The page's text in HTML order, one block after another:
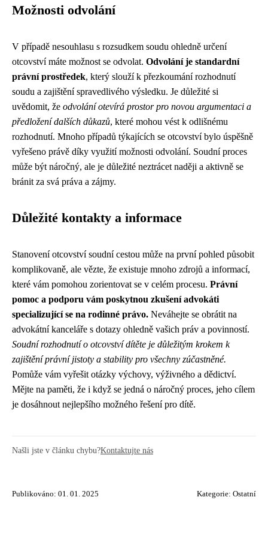
Možnosti odvolání
V případě nesouhlasu s rozsudkem soudu ohledně určení
otcovství máte možnost se odvolat. Odvolání je standardní
právní prostředek, který slouží k přezkoumání rozhodnutí
soudu a zajištění spravedlivého výsledku. Je důležité si
uvědomit, že odvolání otevírá prostor pro novou argumentaci a
předložení dalších důkazů, které mohou vést k odlišnému
rozhodnutí. Mnoho případů týkajících se otcovství bylo úspěšně
vyřešeno právě díky využití možnosti odvolání. Soudní proces
může být náročný, ale je důležité neztrácet naději a aktivně se
bránit za svá práva a zájmy.
Důležité kontakty a informace
Stanovení otcovství soudní cestou může na první pohled působit
komplikovaně, ale vězte, že existuje mnoho zdrojů a informací,
které vám pomohou zorientovat se v celém procesu. Právní
pomoc a podporu vám poskytnou zkušení advokáti
specializující se na rodinné právo. Neváhejte se obrátit na
advokátní kanceláře s dotazy ohledně vašich práv a povinností.
Soudní rozhodnutí o otcovství dítěte je důležitým krokem k
zajištění právní jistoty a stability pro všechny zúčastněné.
Pomůže vám vyřešit otázky výchovy, výživného a dědictví.
Mějte na paměti, že i když se jedná o náročný proces, jeho cílem
je dosáhnout nejlepšího možného řešení pro dítě.
Našli jste v článku chybu?Kontaktujte nás
Publikováno: 01. 01. 2025 Kategorie: Ostatní